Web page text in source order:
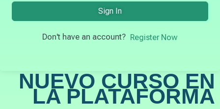
Sign In
Don't have an account? Register Now
NUEVO CURSO EN
LA PLATAFORMA